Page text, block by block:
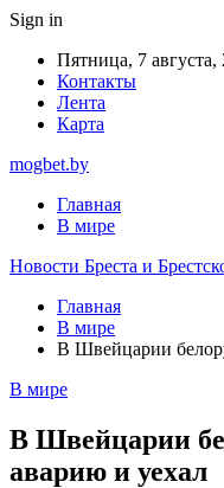
Sign in
Пятница, 7 августа,
Контакты
Лента
Карта
mogbet.by
Главная
В мире
Новости Бреста и
Главная
В мире
В Швейцарии
В мире
В Швейцарии
аварию и уехал